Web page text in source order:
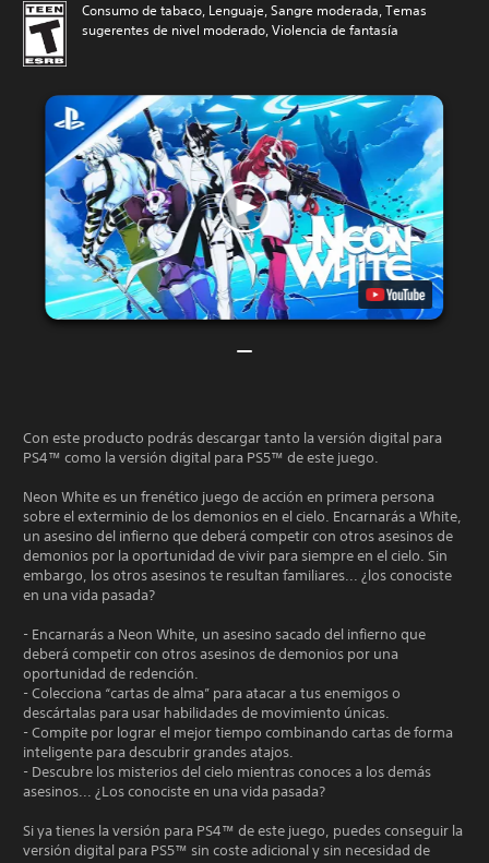
Consumo de tabaco, Lenguaje, Sangre moderada, Temas
sugerentes de nivel moderado, Violencia de fantasía
Con este producto podrás descargar tanto la versión digital para
PS4™ como la versión digital para PS5™ de este juego.
Neon White es un frenético juego de acción en primera persona
sobre el exterminio de los demonios en el cielo. Encarnarás a White,
un asesino del infierno que deberá competir con otros asesinos de
demonios por la oportunidad de vivir para siempre en el cielo. Sin
embargo, los otros asesinos te resultan familiares... ¿los conociste
en una vida pasada?
- Encarnarás a Neon White, un asesino sacado del infierno que
deberá competir con otros asesinos de demonios por una
oportunidad de redención.
- Colecciona “cartas de alma” para atacar a tus enemigos o
descártalas para usar habilidades de movimiento únicas.
- Compite por lograr el mejor tiempo combinando cartas de forma
inteligente para descubrir grandes atajos.
- Descubre los misterios del cielo mientras conoces a los demás
asesinos... ¿Los conociste en una vida pasada?
Si ya tienes la versión para PS4™ de este juego, puedes conseguir la
versión digital para PS5™ sin coste adicional y sin necesidad de